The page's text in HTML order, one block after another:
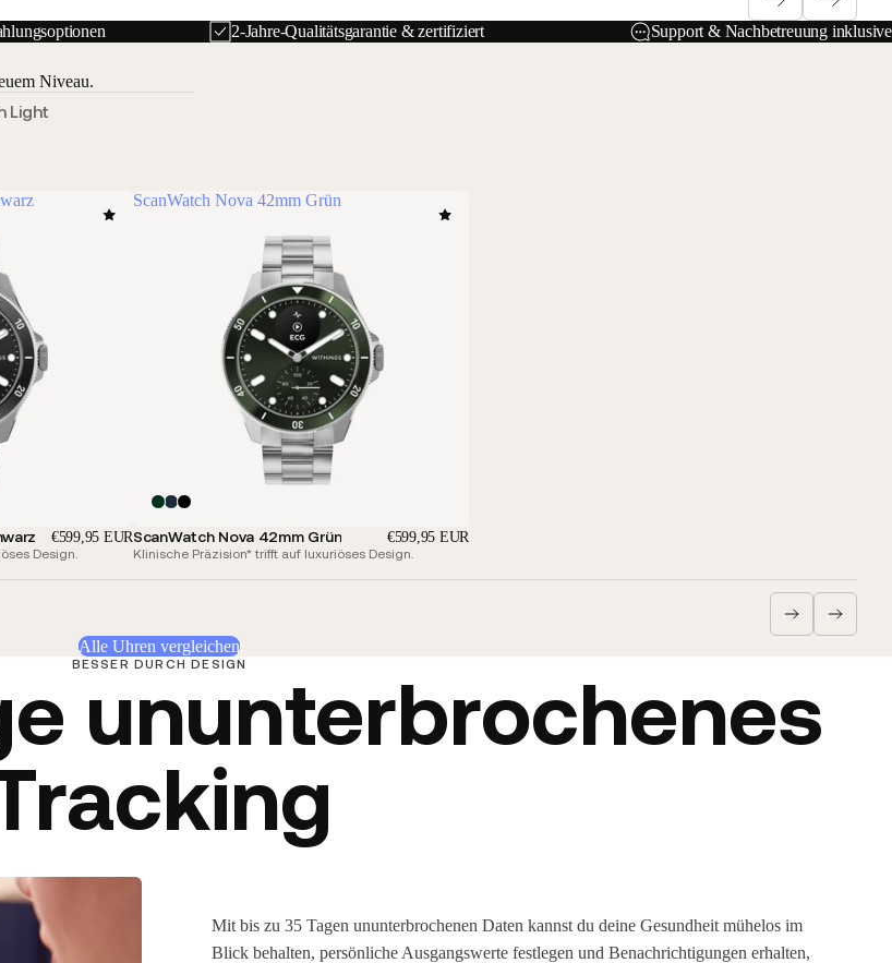
2-Jahre-Qualitätsgarantie & zertifiziert Support & Nachbetreuung inklusive
Niveau.
Light
€599,95 EUR
Design.
ScanWatch Nova 42mm Grün
ScanWatch Nova 42mm Grün €599,95 EUR
Klinische Präzision* trifft auf luxuriöses Design.
Alle Uhren vergleichen
BESSER DURCH DESIGN
ununterbrochenes
Mit bis zu 35 Tagen ununterbrochenen Daten kannst du deine Gesundheit mühelos im
Blick behalten, persönliche Ausgangswerte festlegen und Benachrichtigungen erhalten,